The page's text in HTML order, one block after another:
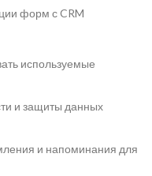
форм с CRM
используемые
и защиты данных
и напоминания для